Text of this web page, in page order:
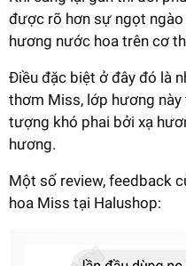
được rõ hơn sự ngọt ngào
hương nước hoa trên cơ
Điều đặc biệt ở đây đó là
thơm Miss, lớp hương
tượng khó phai bởi xạ
hương.
Một số review, feedback
hoa Miss tại Halushop: